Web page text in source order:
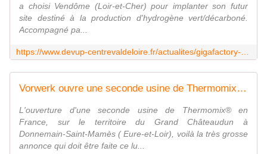
a choisi Vendôme (Loir-et-Cher) pour implanter son futur
site destiné à la production d'hydrogène vert/décarboné.
Accompagné pa...
Vorwerk ouvre une seconde usine de Thermomix® en Eure-et-Loir, injecte 57 millions d'euros et crée 74 emplois
L'ouverture d'une seconde usine de Thermomix® en
France, sur le territoire du Grand Châteaudun à
Donnemain-Saint-Mamès ( Eure-et-Loir), voilà la très grosse
annonce qui doit être faite ce lu...